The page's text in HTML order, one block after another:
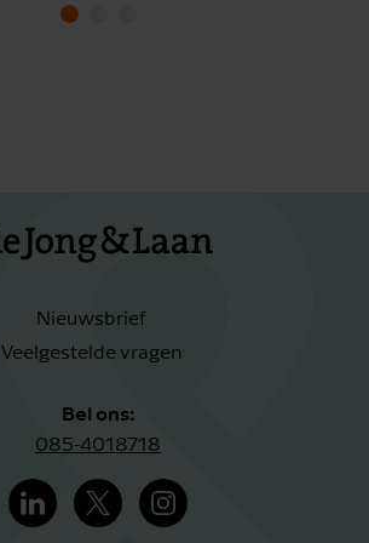
Nieuwsbrief
Veelgestelde vragen
Bel ons:
085-4018718